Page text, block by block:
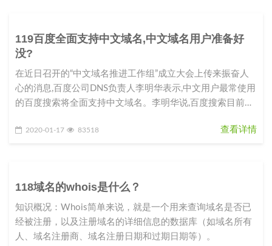
119百度全面支持中文域名,中文域名用户准备好
没?
在近日召开的“中文域名推进工作组”成立大会上传来振奋人
心的消息,百度公司DNS负责人李明华表示,中文用户最常使用
的百度搜索将全面支持中文域名。李明华说,百度搜索目前已
2020-01-17 83518 查看详情
118域名的whois是什么？
知识概况：Whois简单来说，就是一个用来查询域名是否已
经被注册，以及注册域名的详细信息的数据库（如域名所有
人、域名注册商、域名注册日期和过期日期等）。